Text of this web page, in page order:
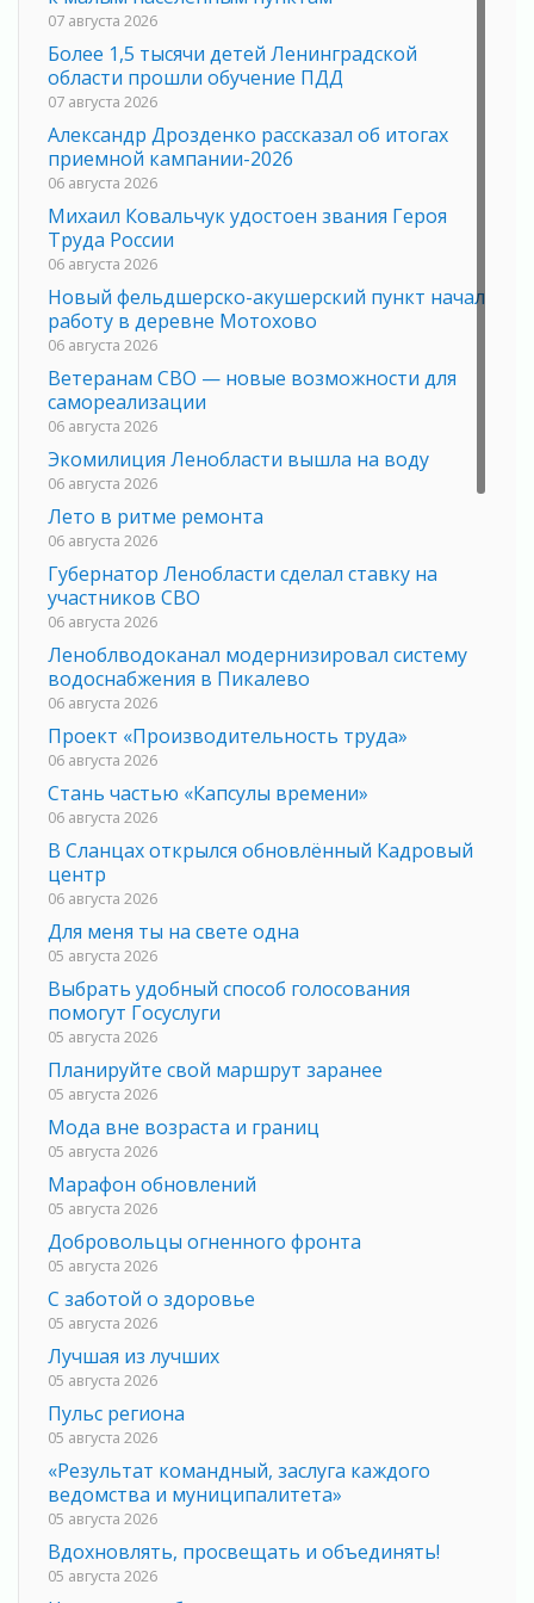
07 августа 2026
Более 1,5 тысячи детей Ленинградской
области прошли обучение ПДД
07 августа 2026
Александр Дрозденко рассказал об итогах
приемной кампании-2026
06 августа 2026
Михаил Ковальчук удостоен звания Героя
Труда России
06 августа 2026
Новый фельдшерско-акушерский пункт начал
работу в деревне Мотохово
06 августа 2026
Ветеранам СВО — новые возможности для
самореализации
06 августа 2026
Экомилиция Ленобласти вышла на воду
06 августа 2026
Лето в ритме ремонта
06 августа 2026
Губернатор Ленобласти сделал ставку на
участников СВО
06 августа 2026
Леноблводоканал модернизировал систему
водоснабжения в Пикалево
06 августа 2026
Проект «Производительность труда»
06 августа 2026
Стань частью «Капсулы времени»
06 августа 2026
В Сланцах открылся обновлённый Кадровый
центр
06 августа 2026
Для меня ты на свете одна
05 августа 2026
Выбрать удобный способ голосования
помогут Госуслуги
05 августа 2026
Планируйте свой маршрут заранее
05 августа 2026
Мода вне возраста и границ
05 августа 2026
Марафон обновлений
05 августа 2026
Добровольцы огненного фронта
05 августа 2026
С заботой о здоровье
05 августа 2026
Лучшая из лучших
05 августа 2026
Пульс региона
05 августа 2026
«Результат командный, заслуга каждого
ведомства и муниципалитета»
05 августа 2026
Вдохновлять, просвещать и объединять!
05 августа 2026